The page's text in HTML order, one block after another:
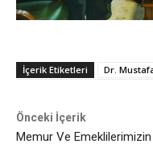
İçerik Etiketleri Dr.
Önceki İçerik
Memur Ve Emeklilerimizin